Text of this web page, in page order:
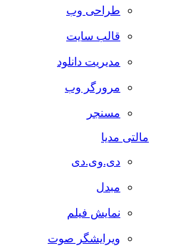
طراحی وب
قالب سایت
مدیریت دانلود
مرورگر وب
مسنجر
مالتی مدیا
دی.وی.دی
مبدل
نمایش فیلم
ویرایشگر صوت